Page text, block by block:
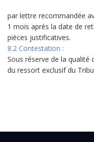
par lettre recommandée
1 mois après la date de
pièces justificatives.
8.2 Contestation :
Sous réserve de la
du ressort exclusif du